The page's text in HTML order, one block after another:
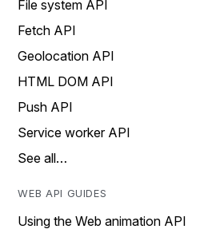
File system API
Fetch API
Geolocation API
HTML DOM API
Push API
Service worker API
See all…
WEB API GUIDES
Using the Web animation API